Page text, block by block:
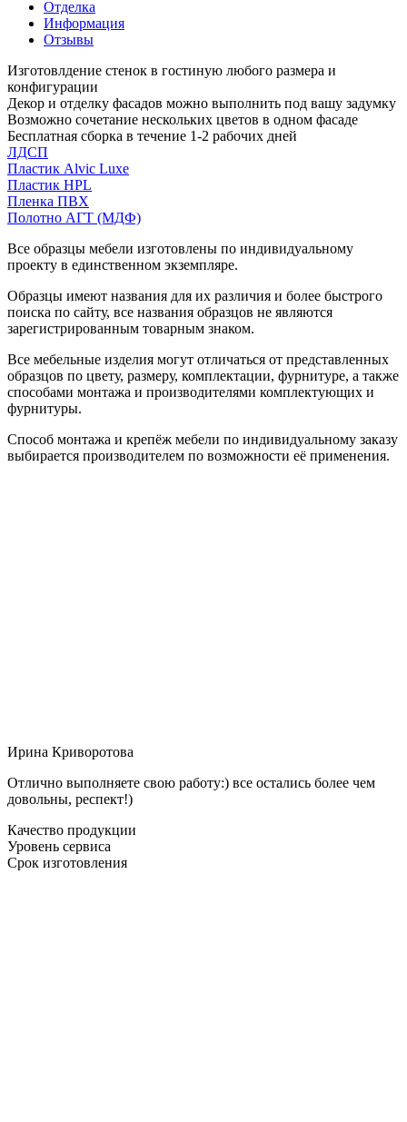
Отделка
Информация
Отзывы
Изготовлдение стенок в гостиную любого размера и
конфигурации
Декор и отделку фасадов можно выполнить под вашу задумку
Возможно сочетание нескольких цветов в одном фасаде
Бесплатная сборка в течение 1-2 рабочих дней
ЛДСП
Пластик Alvic Luxe
Пластик HPL
Пленка ПВХ
Полотно АГТ (МДФ)
Все образцы мебели изготовлены по индивидуальному
проекту в единственном экземпляре.
Образцы имеют названия для их различия и более быстрого
поиска по сайту, все названия образцов не являются
зарегистрированным товарным знаком.
Все мебельные изделия могут отличаться от представленных
образцов по цвету, размеру, комплектации, фурнитуре, а также
способами монтажа и производителями комплектующих и
фурнитуры.
Способ монтажа и крепёж мебели по индивидуальному заказу
выбирается производителем по возможности её применения.
Ирина Криворотова
Отлично выполняете свою работу:) все остались более чем
довольны, респект!)
Качество продукции
Уровень сервиса
Срок изготовления